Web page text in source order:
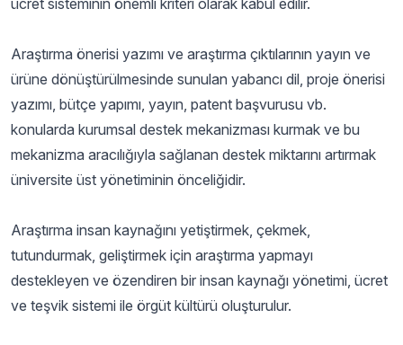
Araştırma önerisi yazımı ve araştırma çıktılarının yayın ve
ürüne dönüştürülmesinde sunulan yabancı dil, proje önerisi
yazımı, bütçe yapımı, yayın, patent başvurusu vb.
konularda kurumsal destek mekanizması kurmak ve bu
mekanizma aracılığıyla sağlanan destek miktarını artırmak
üniversite üst yönetiminin önceliğidir.
Araştırma insan kaynağını yetiştirmek, çekmek,
tutundurmak, geliştirmek için araştırma yapmayı
destekleyen ve özendiren bir insan kaynağı yönetimi, ücret
ve teşvik sistemi ile örgüt kültürü oluşturulur.